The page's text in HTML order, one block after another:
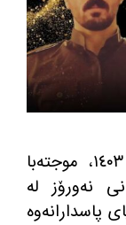
ڕۆژی چوارشه‌ممه‌ ١٥ی ڕه‌شه‌مه‌ی ١٤٠٣، موجته‌با
نه‌ورۆز له‌
پاسدارانه‌وه‌